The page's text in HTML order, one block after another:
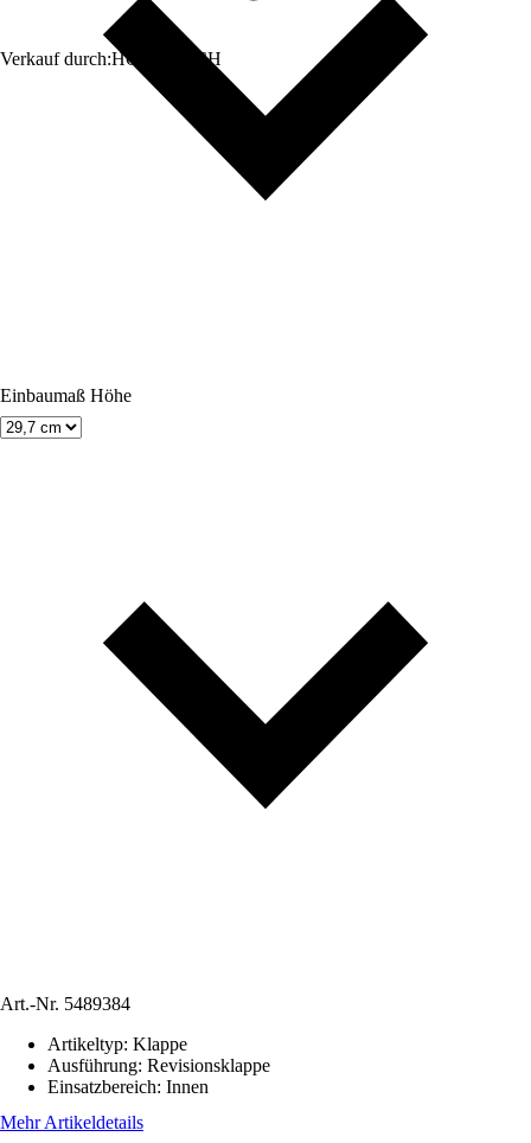
Verkauf durch:HORNBACH
Einbaumaß Höhe
Art.-Nr. 5489384
Artikeltyp: Klappe
Ausführung: Revisionsklappe
Einsatzbereich: Innen
Mehr Artikeldetails